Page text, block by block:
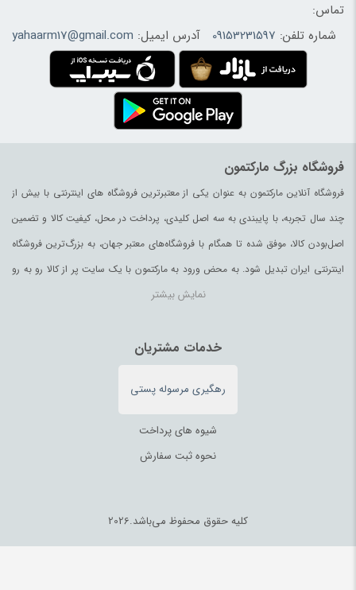
تماس:
شماره تلفن: 09153231597 آدرس ایمیل: yahaarm17@gmail.com
فروشگاه بزرگ مارکتمون
فروشگاه آنلاین مارکتمون به عنوان یکی از معتبرترین فروشگاه های اینترنتی با بیش از
چند سال تجربه، با پایبندی به سه اصل کلیدی، پرداخت در محل، کیفیت کالا و تضمین
اصل‌بودن کالا، موفق شده تا همگام با فروشگاه‌های معتبر جهان، به بزرگ‌ترین فروشگاه
اینترنتی ایران تبدیل شود. به محض ورود به مارکتمون با یک سایت پر از کالا رو به رو
می‌شوید. هر آنچه که نیاز دارید و به ذهن شما خطور می‌کند در اینجا پیدا خواهید کرد.
نمایش بیشتر
خدمات مشتریان
رهگیری مرسوله پستی
شیوه های پرداخت
نحوه ثبت سفارش
کلیه حقوق محفوظ می‌باشد.2026